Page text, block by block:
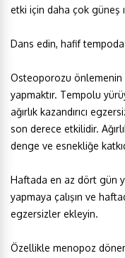
etki için daha çok güneş
Dans edin, hafif
Osteoporozu önlemenin
yapmaktır. Tempolu
ağırlık kazandırıcı
son derece etkilidir.
denge ve esnekliğe
Haftada en az dört gün
yapmaya çalışın ve
egzersizler ekleyin.
Özellikle menopoz